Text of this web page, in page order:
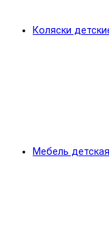
Коляски
Мебель детская